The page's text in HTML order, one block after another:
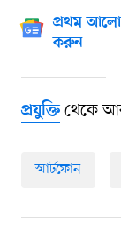
প্রথম
করুন
প্রযুক্তিথেকে
স্মার্টফোন